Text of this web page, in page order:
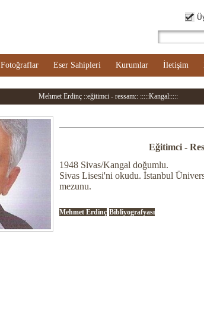
Fotoğraflar Eser Sahipleri Kurumlar İletişim
Mehmet Erdinç ::eğitimci - ressam:: :::::Kangal:::::
Eğitimci -
1948 Sivas/Kangal doğumlu.
Sivas Lisesi'ni okudu. İstanbul
mezunu.
Mehmet Erdinç Bibliyografyası